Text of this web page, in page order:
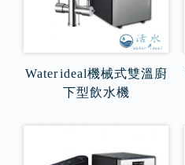
Water ideal機械式雙溫廚
下型飲水機